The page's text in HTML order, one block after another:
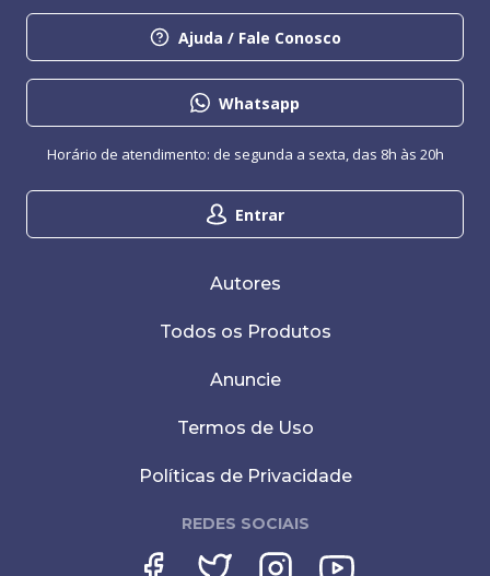
Ajuda / Fale Conosco
Whatsapp
Entrar
Horário de atendimento: de segunda a sexta, das 8h às 20h
Autores
Todos os Produtos
Anuncie
Termos de Uso
Políticas de Privacidade
REDES SOCIAIS